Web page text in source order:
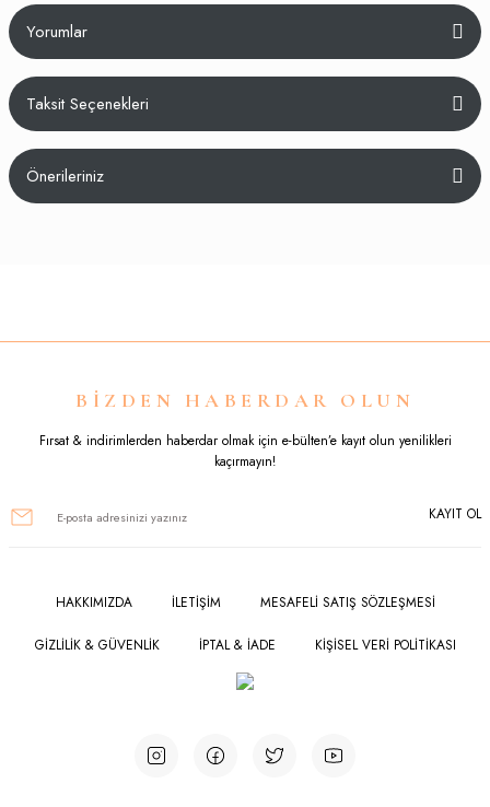
Yorumlar
Bu ürüne ilk yorumu siz yapın!
Taksit Seçenekleri
Önerileriniz
Ürün resmi kalitesiz, bozuk veya görüntülenemiyor.
Ürün açıklamasında eksik bilgiler bulunuyor.
Ürün fiyatı diğer sitelerden daha pahalı.
BİZDEN HABERDAR OLUN
Fırsat & indirimlerden haberdar olmak için e-bülten’e kayıt olun yenilikleri
kaçırmayın!
KAYIT OL
HAKKIMIZDA İLETİŞİM MESAFELİ SATIŞ SÖZLEŞMESİ
GİZLİLİK & GÜVENLİK İPTAL & İADE KİŞİSEL VERİ POLİTİKASI